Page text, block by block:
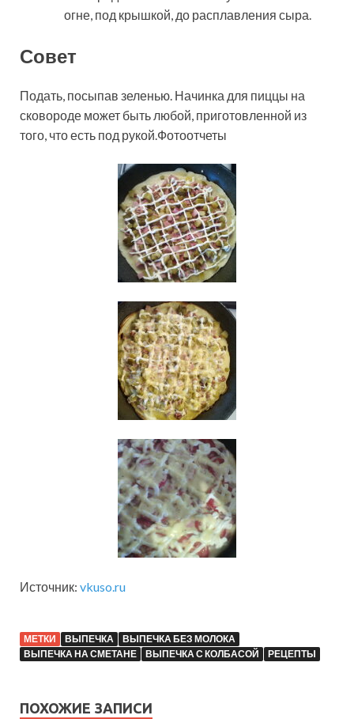
огне, под крышкой, до расплавления сыра.
Совет
Подать, посыпав зеленью. Начинка для пиццы на
сковороде может быть любой, приготовленной из
того, что есть под рукой.Фотоотчеты
Источник: vkuso.ru
МЕТКИ ВЫПЕЧКА
ВЫПЕЧКА БЕЗ МОЛОКА
ВЫПЕЧКА НА СМЕТАНЕ
ВЫПЕЧКА С КОЛБАСОЙ РЕЦЕПТЫ
ПОХОЖИЕ ЗАПИСИ